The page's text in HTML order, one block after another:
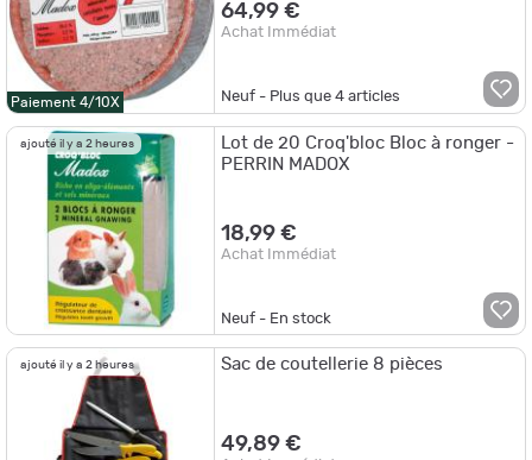
Paiement 4/10X
64,99 €
Achat Immédiat
Neuf - Plus que4 articles
ajouté il y a 2 heures
Lot de 20 Croq'bloc Bloc à ronger -
PERRIN MADOX
18,99 €
Achat Immédiat
Neuf - En stock
ajouté il y a 2 heures Sac de coutellerie 8 pièces
49,89 €